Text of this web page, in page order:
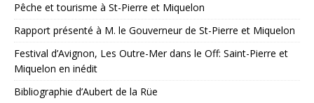
Pêche et tourisme à St-Pierre et Miquelon
Rapport présenté à M. le Gouverneur de St-Pierre et Miquelon
Festival d’Avignon, Les Outre-Mer dans le Off: Saint-Pierre et
Miquelon en inédit
Bibliographie d’Aubert de la Rüe